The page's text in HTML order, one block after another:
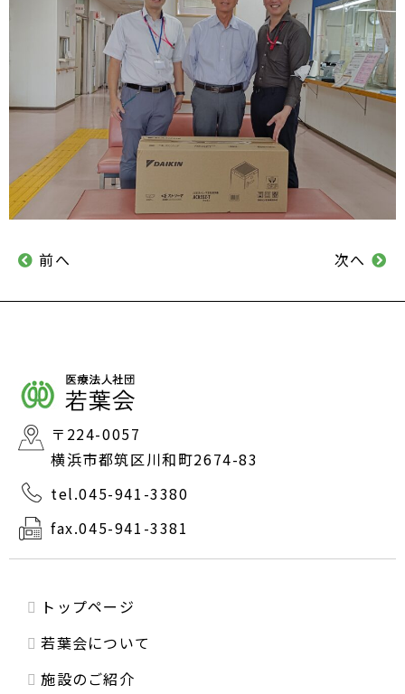
前へ 次へ
〒224-0057
横浜市都筑区川和町2674-83
tel.045-941-3380
fax.045-941-3381
トップページ
若葉会について
施設のご紹介